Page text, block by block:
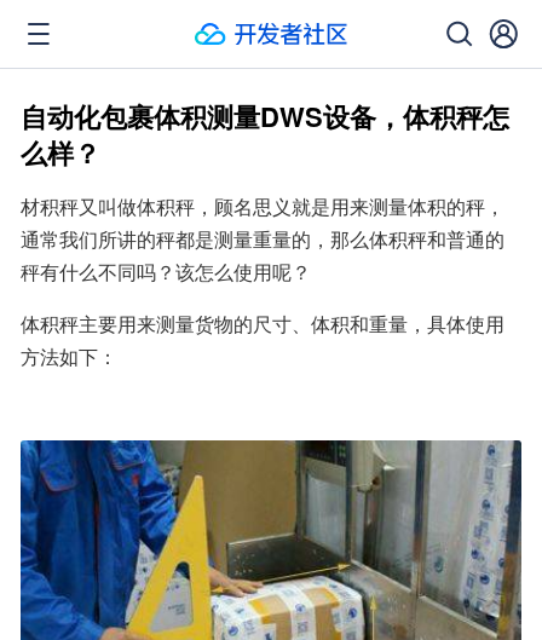
自动化包裹体积测量DWS设备，体积秤怎
么样？
材积秤又叫做体积秤，顾名思义就是用来测量体积的秤，
通常我们所讲的秤都是测量重量的，那么体积秤和普通的
秤有什么不同吗？该怎么使用呢？
体积秤主要用来测量货物的尺寸、体积和重量，具体使用
方法如下：